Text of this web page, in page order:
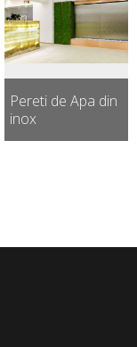
Pereti de Apa din
inox